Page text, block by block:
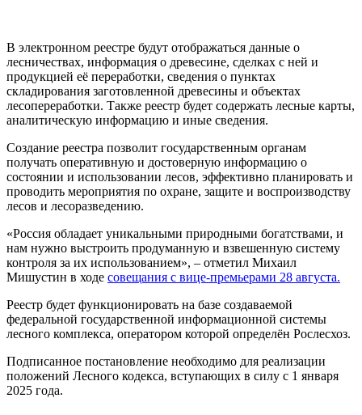
В электронном реестре будут отображаться данные о
лесничествах, информация о древесине, сделках с ней и
продукцией её переработки, сведения о пунктах
складирования заготовленной древесины и объектах
лесопереработки. Также реестр будет содержать лесные карты,
аналитическую информацию и иные сведения.
Создание реестра позволит государственным органам
получать оперативную и достоверную информацию о
состоянии и использовании лесов, эффективно планировать и
проводить мероприятия по охране, защите и воспроизводству
лесов и лесоразведению.
«Россия обладает уникальными природными богатствами, и
нам нужно выстроить продуманную и взвешенную систему
контроля за их использованием», – отметил Михаил
Мишустин в ходе совещания с вице-премьерами 28 августа.
Реестр будет функционировать на базе создаваемой
федеральной государственной информационной системы
лесного комплекса, оператором которой определён Рослесхоз.
Подписанное постановление необходимо для реализации
положений Лесного кодекса, вступающих в силу с 1 января
2025 года.